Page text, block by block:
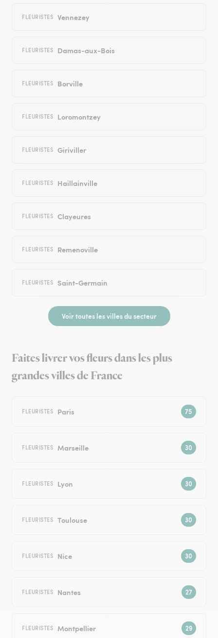
FLEURISTES Vennezey
FLEURISTES Damas-aux-Bois
FLEURISTES Borville
FLEURISTES Loromontzey
FLEURISTES Giriviller
FLEURISTES Haillainville
FLEURISTES Clayeures
FLEURISTES Remenoville
FLEURISTES Saint-Germain
Voir toutes les villes du secteur
Faites livrer vos fleurs dans les plus
grandes villes de France
FLEURISTES Paris
FLEURISTES Marseille
FLEURISTES Lyon
FLEURISTES Toulouse
FLEURISTES Nice
FLEURISTES Nantes
FLEURISTES Montpellier